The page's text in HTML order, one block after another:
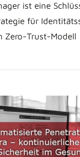
ist eine
für
Zero-Trust-Modell